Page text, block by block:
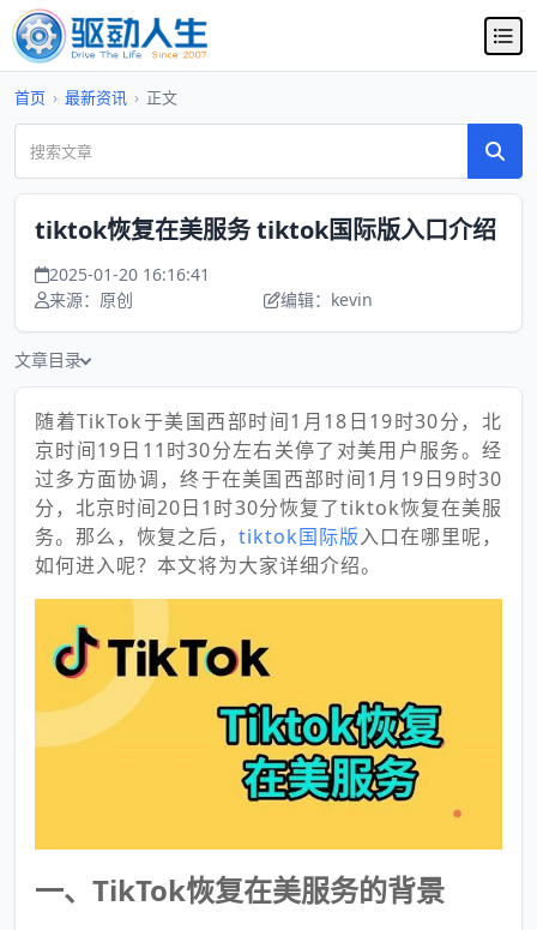
首页 › 最新资讯 › 正文
tiktok恢复在美服务 tiktok国际版入口介绍
2025-01-20 16:16:41
来源：原创
编辑：kevin
文章目录
随着TikTok于美国西部时间1月18日19时30分，北
京时间19日11时30分左右关停了对美用户服务。经
过多方面协调，终于在美国西部时间1月19日9时30
分，北京时间20日1时30分恢复了tiktok恢复在美服
务。那么，恢复之后， tiktok国际版入口在哪里呢，
如何进入呢？本文将为大家详细介绍。
一、TikTok恢复在美服务的背景